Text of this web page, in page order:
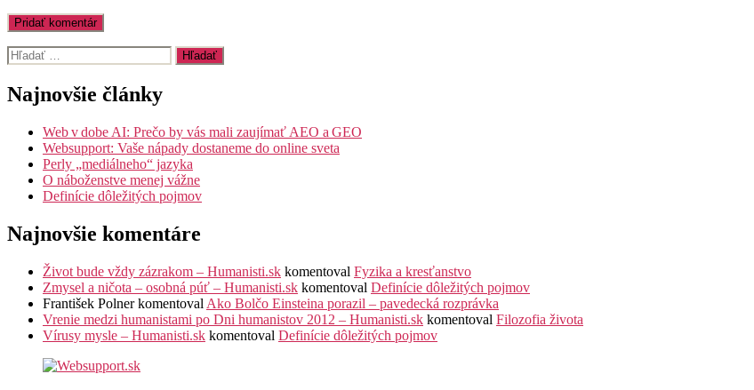
Vyhľadať:
Najnovšie články
Web v dobe AI: Prečo by vás mali zaujímať AEO a GEO
Websupport: Vaše nápady dostaneme do online sveta
Perly „mediálneho“ jazyka
O náboženstve menej vážne
Definície dôležitých pojmov
Najnovšie komentáre
Život bude vždy zázrakom – Humanisti.sk komentoval Fyzika a kresťanstvo
Zmysel a ničota – osobná púť – Humanisti.sk komentoval Definície dôležitých pojmov
František Polnerkomentoval Ako Bolčo Einsteina porazil – pavedecká rozprávka
Vrenie medzi humanistami po Dni humanistov 2012 – Humanisti.sk komentoval Filozofia života
Vírusy mysle – Humanisti.sk komentoval Definície dôležitých pojmov